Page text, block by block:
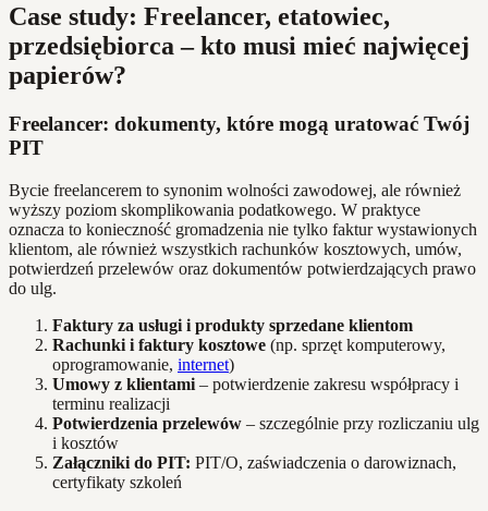
Case study: Freelancer, etatowiec,
przedsiębiorca – kto musi mieć najwięcej
papierów?
Freelancer: dokumenty, które mogą uratować Twój
PIT
Bycie freelancerem to synonim wolności zawodowej, ale również
wyższy poziom skomplikowania podatkowego. W praktyce
oznacza to konieczność gromadzenia nie tylko faktur wystawionych
klientom, ale również wszystkich rachunków kosztowych, umów,
potwierdzeń przelewów oraz dokumentów potwierdzających prawo
do ulg.
Faktury za usługi i produkty sprzedane klientom
Rachunki i faktury kosztowe (np. sprzęt komputerowy,
oprogramowanie, internet)
Umowy z klientami – potwierdzenie zakresu współpracy i
terminu realizacji
Potwierdzenia przelewów – szczególnie przy rozliczaniu ulg
i kosztów
Załączniki do PIT: PIT/O, zaświadczenia o darowiznach,
certyfikaty szkoleń